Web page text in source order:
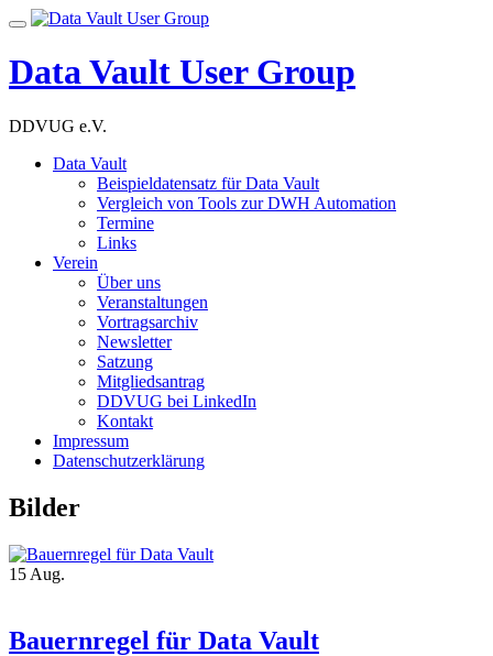
Skip
content
Toggle
Data Vault User Group
DDVUG e.V.
Data Vault
Beispieldatensatz für Data Vault
Vergleich von Tools zur DWH Automation
Termine
Links
Verein
Über uns
Veranstaltungen
Vortragsarchiv
Newsletter
Satzung
Mitgliedsantrag
DDVUG bei LinkedIn
Kontakt
Impressum
Datenschutzerklärung
Bilder
15 Aug.
Bauernregel für Data Vault